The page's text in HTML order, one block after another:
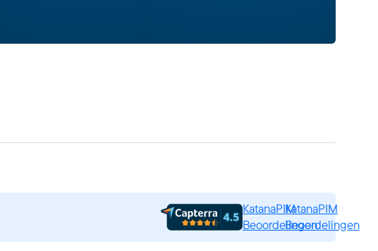
KatanaPIM
Beoordelingen
KatanaPIM
Beoordelingen